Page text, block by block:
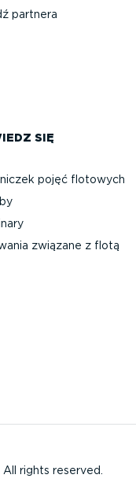
partnera
SIĘ
pojęć flotowych
związane z flotą
rights reserved.